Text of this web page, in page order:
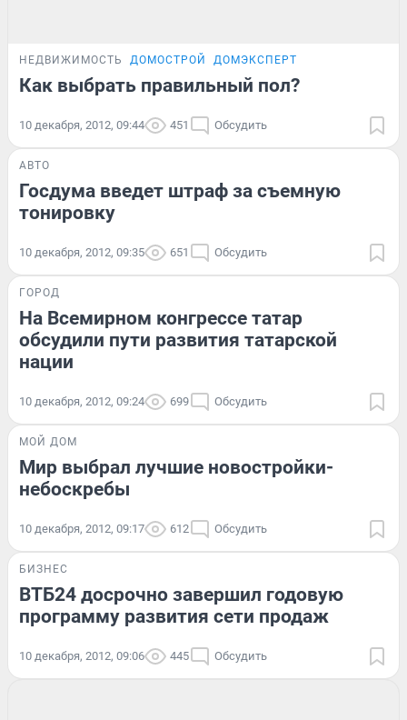
НЕДВИЖИМОСТЬ ДОМОСТРОЙ ДОМЭКСПЕРТ
Как выбрать правильный пол?
10 декабря, 2012, 09:44 451 Обсудить
АВТО
Госдума введет штраф за съемную
тонировку
10 декабря, 2012, 09:35 651 Обсудить
ГОРОД
На Всемирном конгрессе татар
обсудили пути развития татарской
нации
10 декабря, 2012, 09:24 699 Обсудить
МОЙ ДОМ
Мир выбрал лучшие новостройки-
небоскребы
10 декабря, 2012, 09:17 612 Обсудить
БИЗНЕС
ВТБ24 досрочно завершил годовую
программу развития сети продаж
10 декабря, 2012, 09:06 445 Обсудить